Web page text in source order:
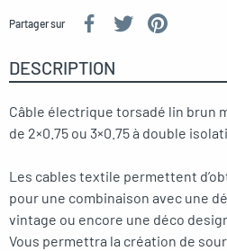
Partager sur
DESCRIPTION
Câble électrique torsadé lin brun
de 2×0.75 ou 3×0.75 à double
Les cables textile permettent
pour une combinaison avec une
vintage ou encore une déco
Vous permettra la création de